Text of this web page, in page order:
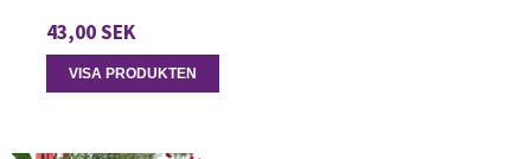
43,00 SEK
VISA PRODUKTEN